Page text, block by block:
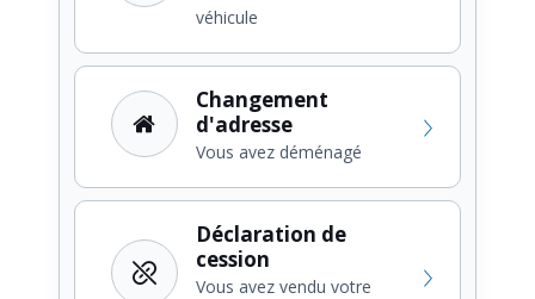
véhicule
Changement
d'adresse
Vous avez déménagé
Déclaration de
cession
Vous avez vendu votre